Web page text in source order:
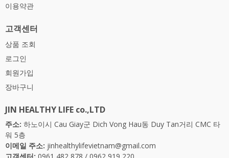
이용약관
고객센터
상품 조회
로그인
회원가입
장바구니
JIN HEALTHY LIFE co.,LTD
주소: 하노이시 Cau Giay군 Dich Vong Hau동 Duy Tan거리 CMC 타
워 5층
이메일 주소: jinhealthylifevietnam@gmail.com